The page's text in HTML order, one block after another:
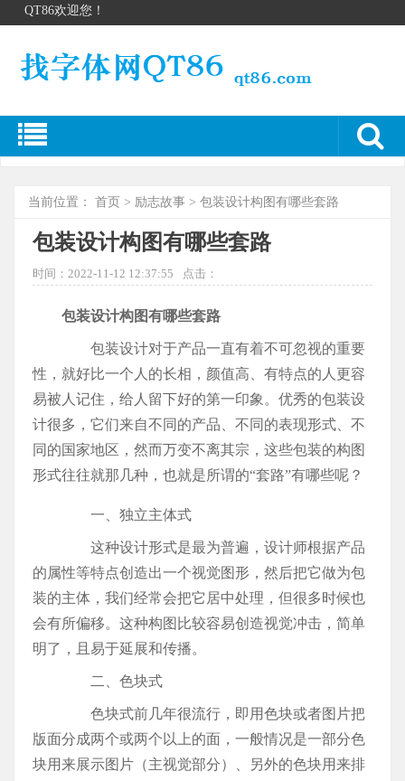
QT86欢迎您！
当前位置： 首页 > 励志故事 > 包装设计构图有哪些套路
包装设计构图有哪些套路
时间：2022-11-12 12:37:55 点击：
包装设计构图有哪些套路
包装设计对于产品一直有着不可忽视的重要
性，就好比一个人的长相，颜值高、有特点的人更容
易被人记住，给人留下好的第一印象。优秀的包装设
计很多，它们来自不同的产品、不同的表现形式、不
同的国家地区，然而万变不离其宗，这些包装的构图
形式往往就那几种，也就是所谓的“套路”有哪些呢？
一、独立主体式
这种设计形式是最为普遍，设计师根据产品
的属性等特点创造出一个视觉图形，然后把它做为包
装的主体，我们经常会把它居中处理，但很多时候也
会有所偏移。这种构图比较容易创造视觉冲击，简单
明了，且易于延展和传播。
二、色块式
色块式前几年很流行，即用色块或者图片把
版面分成两个或两个以上的面，一般情况是一部分色
块用来展示图片（主视觉部分）、另外的色块用来排